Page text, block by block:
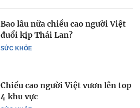
SỨC KHỎE
Bao lâu nữa chiều cao người Việt
đuổi kịp Thái Lan?
Chiều cao người Việt vươn lên top
4 khu vực